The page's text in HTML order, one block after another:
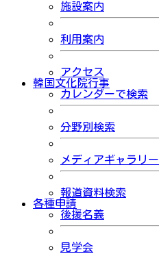
施設案内
利用案内
アクセス
韓国文化院行事
カレンダーで検索
分野別検索
メディアギャラリー
報道資料検索
各種申請
後援名義
見学会